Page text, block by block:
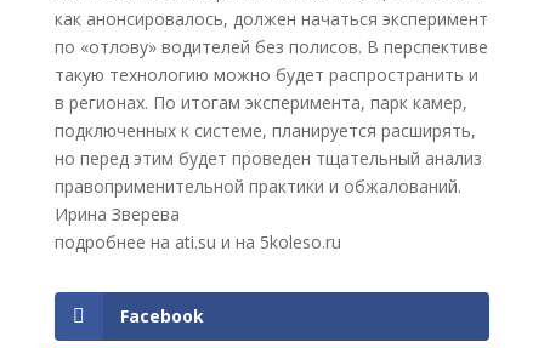
как анонсировалось, должен начаться эксперимент
по «отлову» водителей без полисов. В перспективе
такую технологию можно будет распространить и
в регионах. По итогам эксперимента, парк камер,
подключенных к системе, планируется расширять,
но перед этим будет проведен тщательный анализ
правоприменительной практики и обжалований.
Ирина Зверева
подробнее на ati.su и на 5koleso.ru
Facebook